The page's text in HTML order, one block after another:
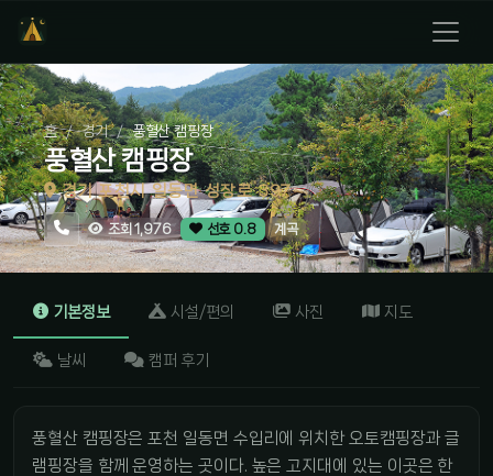
홈 경기 풍혈산 캠핑장
풍혈산 캠핑장
경기 포천시 일동면 성장로 397
조회 1,976 선호 0.8 계곡
기본정보 시설/편의 사진 지도
날씨 캠퍼 후기
풍혈산 캠핑장은 포천 일동면 수입리에 위치한 오토캠핑장과 글
램핑장을 함께 운영하는 곳이다. 높은 고지대에 있는 이곳은 한